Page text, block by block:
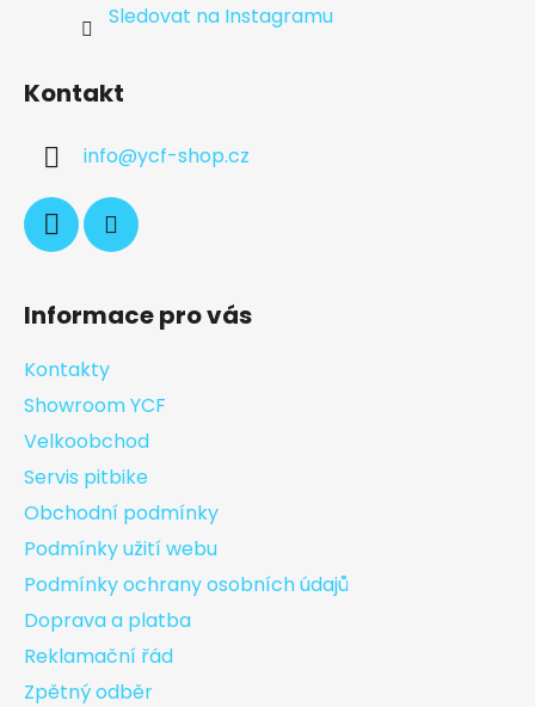
Sledovat na Instagramu
Kontakt
info@ycf-shop.cz
Informace pro vás
Kontakty
Showroom YCF
Velkoobchod
Servis pitbike
Obchodní podmínky
Podmínky užití webu
Podmínky ochrany osobních údajů
Doprava a platba
Reklamační řád
Zpětný odběr